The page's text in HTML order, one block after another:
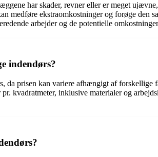
har skader, revner eller er meget
medføre ekstraomkostninger og forøge
arbejder og de potentielle
indendørs?
prisen kan variere afhængigt af forskellige
kvadratmeter, inklusive materialer og